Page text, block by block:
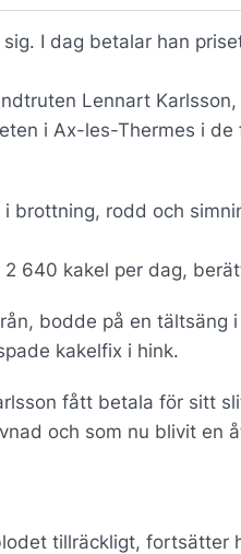
I dag betalar han
Lennart
i Ax-les-Thermes i de
rodd och
640 kakel per dag,
bodde på en tältsäng
kakelfix i hink.
fått betala för sitt
och som nu blivit en
tillräckligt, fortsätter